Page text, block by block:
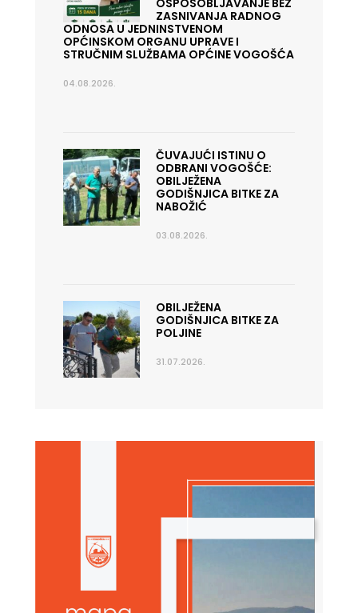
OSPOSOBLJAVANJE BEZ
ZASNIVANJA RADNOG
ODNOSA U JEDNINSTVENOM
OPĆINSKOM ORGANU UPRAVE I
STRUČNIM SLUŽBAMA OPĆINE VOGOŠĆA
04.08.2026.
ČUVAJUĆI ISTINU O
ODBRANI VOGOŠĆE:
OBILJEŽENA
GODIŠNJICA BITKE ZA
NABOŽIĆ
03.08.2026.
OBILJEŽENA
GODIŠNJICA BITKE ZA
POLJINE
31.07.2026.